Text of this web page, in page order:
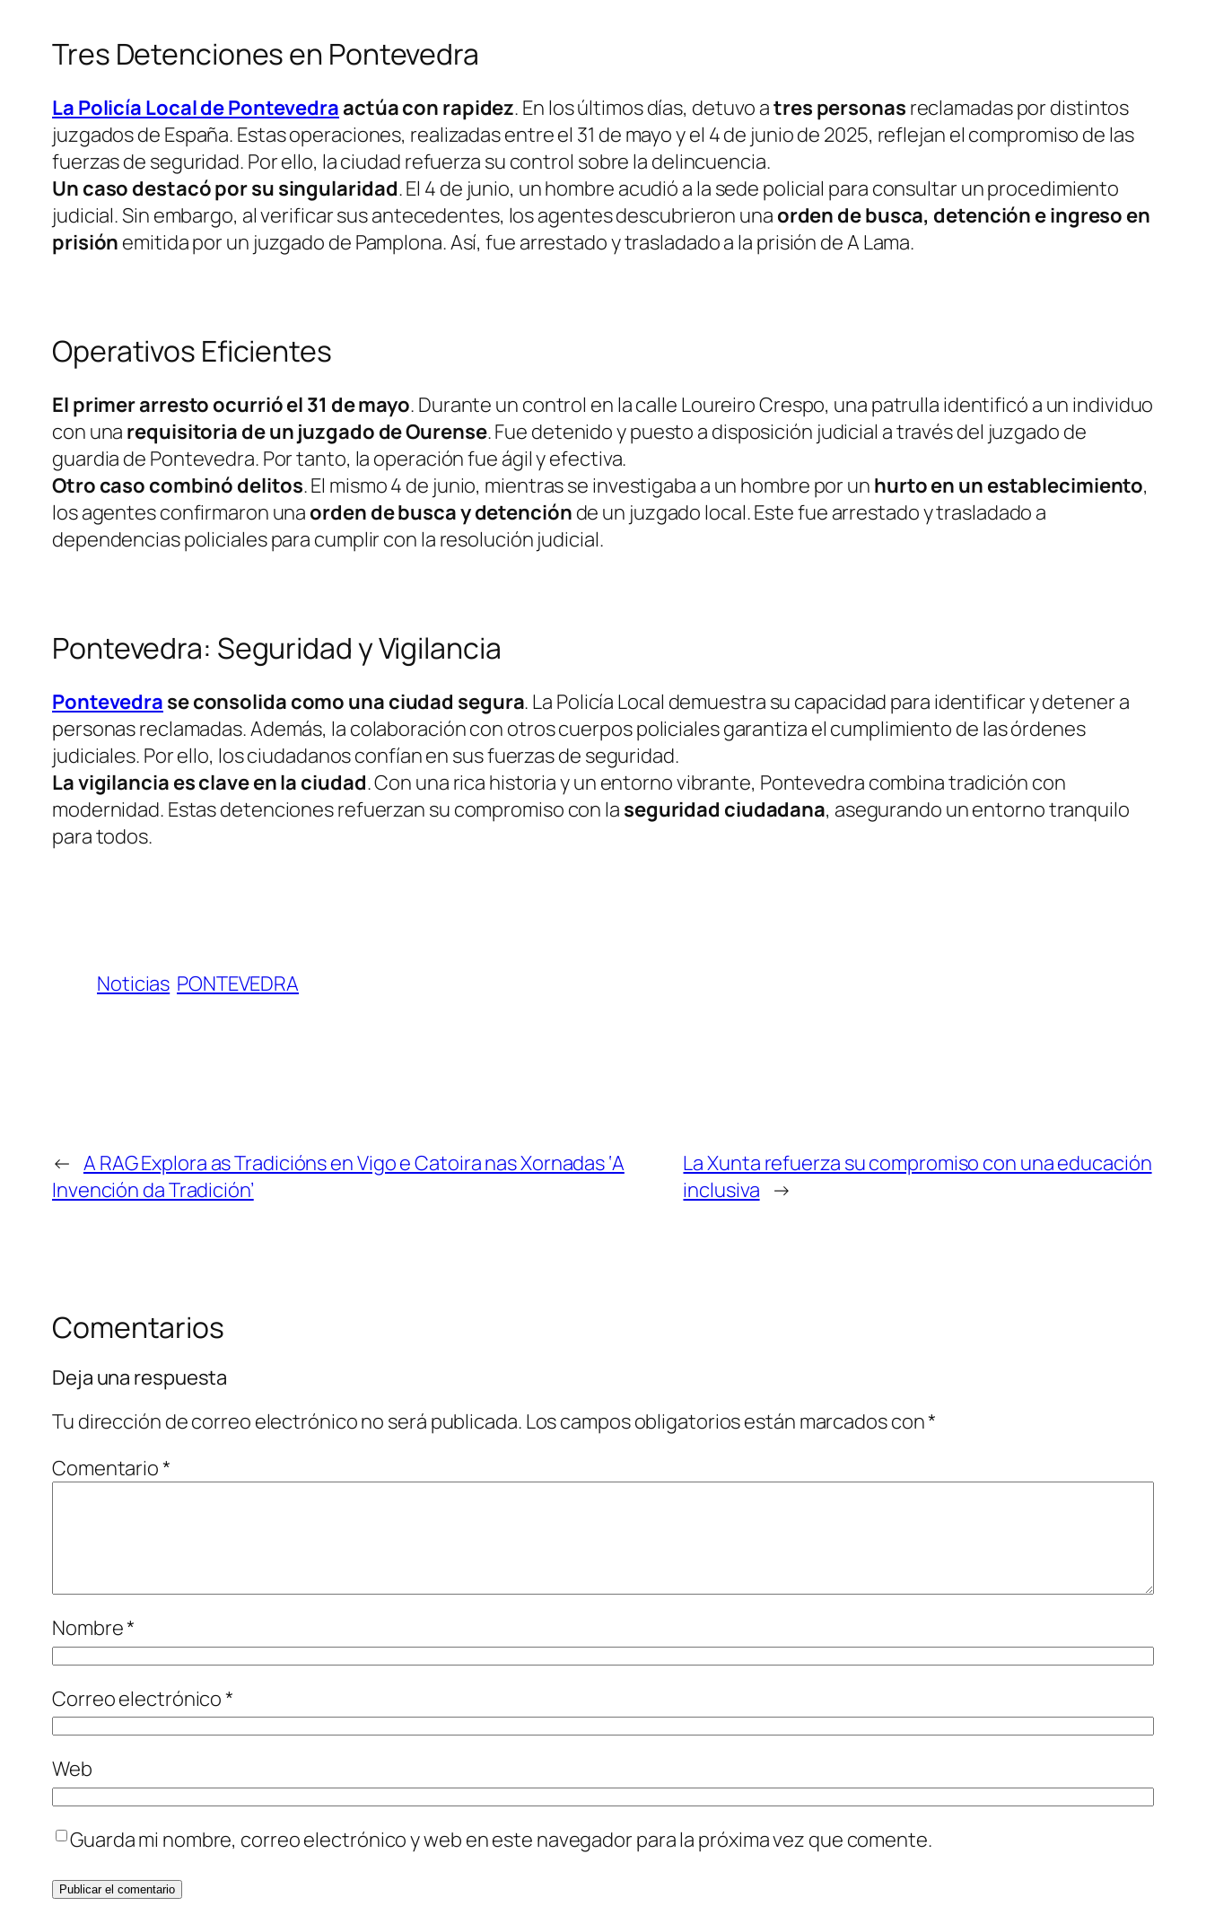
Tres Detenciones en Pontevedra
La Policía Local de Pontevedraactúa con rapidez. En los últimos días, detuvo atres personas reclamadas por distintos
juzgados de España. Estas operaciones, realizadas entre el 31 de mayo y el 4 de junio de 2025, reflejan el compromiso de las
fuerzas de seguridad. Por ello, la ciudad refuerza su control sobre la delincuencia.
Un caso destacó por su singularidad. El 4 de junio, un hombre acudió a la sede policial para consultar un procedimiento
judicial. Sin embargo, al verificar sus antecedentes, los agentes descubrieron una orden de busca, detención e ingreso en
prisión emitida por un juzgado de Pamplona. Así, fue arrestado y trasladado a la prisión de A Lama.
Operativos Eficientes
El primer arresto ocurrió el 31 de mayo. Durante un control en la calle Loureiro Crespo, una patrulla identificó a un individuo
con una requisitoria de un juzgado de Ourense. Fue detenido y puesto a disposición judicial a través del juzgado de
guardia de Pontevedra. Por tanto, la operación fue ágil y efectiva.
Otro caso combinó delitos. El mismo 4 de junio, mientras se investigaba a un hombre por un hurto en un establecimiento,
los agentes confirmaron una orden de busca y detención de un juzgado local. Este fue arrestado y trasladado a
dependencias policiales para cumplir con la resolución judicial.
Pontevedra: Seguridad y Vigilancia
Pontevedra se consolida como una ciudad segura. La Policía Local demuestra su capacidad para identificar y detener a
personas reclamadas. Además, la colaboración con otros cuerpos policiales garantiza el cumplimiento de las órdenes
judiciales. Por ello, los ciudadanos confían en sus fuerzas de seguridad.
La vigilancia es clave en la ciudad. Con una rica historia y un entorno vibrante, Pontevedra combina tradición con
modernidad. Estas detenciones refuerzan su compromiso con la seguridad ciudadana, asegurando un entorno tranquilo
para todos.
Noticias PONTEVEDRA
← A RAG Explora as Tradicións en Vigo e Catoira nas Xornadas ‘A
Invención da Tradición’
La Xunta refuerza su compromiso con una educación
inclusiva →
Comentarios
Deja una respuesta
Tu dirección de correo electrónico no será publicada. Los campos obligatorios están marcados con*
Comentario*
Nombre*
Correo electrónico*
Web
Guarda mi nombre, correo electrónico y web en este navegador para la próxima vez que comente.